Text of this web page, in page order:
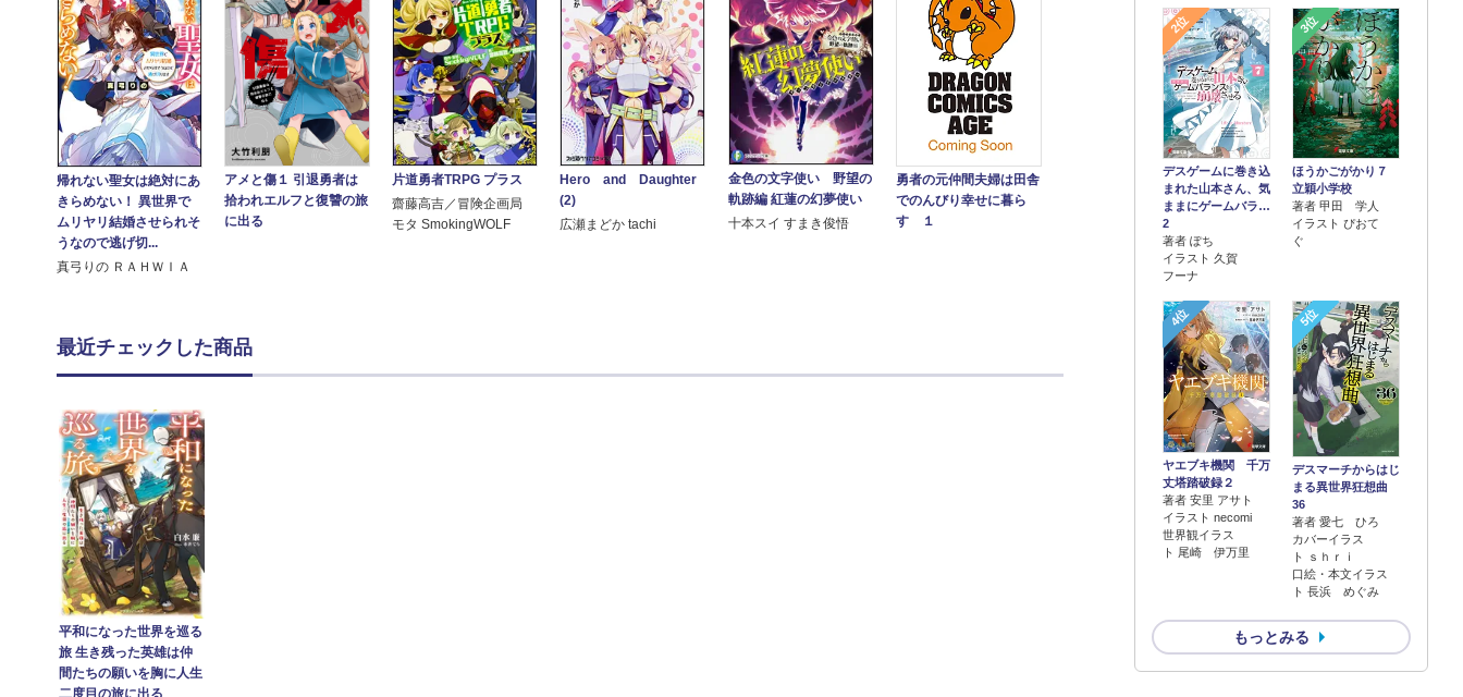
2位
デスゲームに巻き込
まれた山本さん、気
ままにゲームバラ…
2
著者 ぽち
イラスト 久賀
フーナ
3位
ほうかごがかり７
立穎小学校
著者 甲田 学人
イラスト ぴおて
ぐ
4位
ヤエブキ機関 千万
丈塔踏破録２
著者 安里 アサト
イラスト necomi
世界観イラス
ト 尾崎 伊万里
5位
デスマーチからはじ
まる異世界狂想曲
36
著者 愛七 ひろ
カバーイラス
ト ｓｈｒｉ
口絵・本文イラス
ト 長浜 めぐみ
もっとみる
帰れない聖女は絶対にあ
きらめない！ 異世界で
ムリヤリ結婚させられそ
うなので逃げ切...
真弓りの ＲＡＨＷＩＡ
アメと傷１ 引退勇者は
拾われエルフと復讐の旅
に出る
片道勇者TRPG プラス
齋藤高吉／冒険企画局
モタ SmokingWOLF
Hero and Daughter
(2)
広瀬まどか tachi
金色の文字使い 野望の
軌跡編 紅蓮の幻夢使い
十本スイ すまき俊悟
勇者の元仲間夫婦は田舎
でのんびり幸せに暮ら
す １
最近チェックした商品
平和になった世界を巡る
旅 生き残った英雄は仲
間たちの願いを胸に人生
二度目の旅に出る